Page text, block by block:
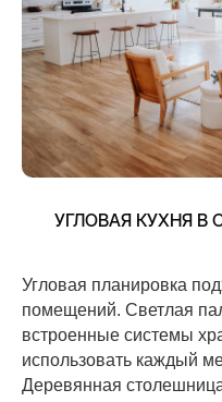
УГЛОВАЯ КУХНЯ
Угловая планировка
помещений. Светлая
встроенные системы
использовать каждый
Деревянная